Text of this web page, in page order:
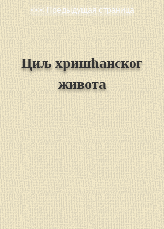
<<< Предыдущая страница
Циљ хришћанског
живота